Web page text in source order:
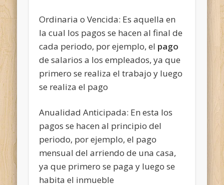
Ordinaria o Vencida: Es aquella en
la cual los pagos se hacen al final de
cada periodo, por ejemplo, el pago
de salarios a los empleados, ya que
primero se realiza el trabajo y luego
se realiza el pago
Anualidad Anticipada: En esta los
pagos se hacen al principio del
periodo, por ejemplo, el pago
mensual del arriendo de una casa,
ya que primero se paga y luego se
habita el inmueble